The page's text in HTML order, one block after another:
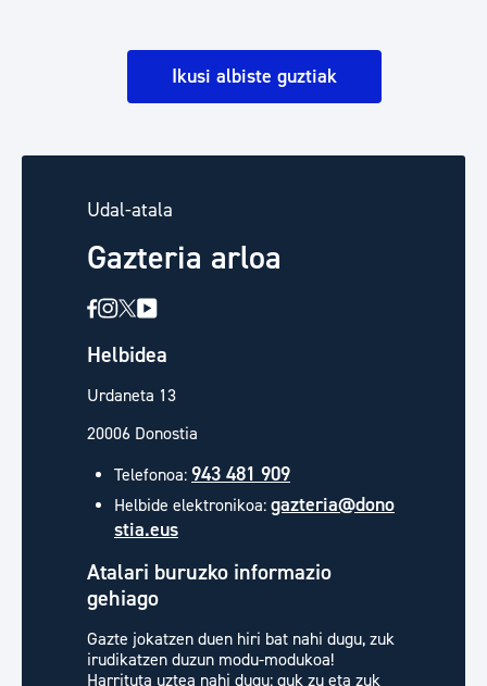
Ikusi albiste guztiak
Udal-atala
Gazteria arloa
Helbidea
Urdaneta 13
20006 Donostia
Telefonoa: 943 481 909
Helbide elektronikoa: gazteria@dono
stia.eus
Atalari buruzko informazio
gehiago
Gazte jokatzen duen hiri bat nahi dugu, zuk
irudikatzen duzun modu-modukoa!
Harrituta uztea nahi dugu: guk zu eta zuk